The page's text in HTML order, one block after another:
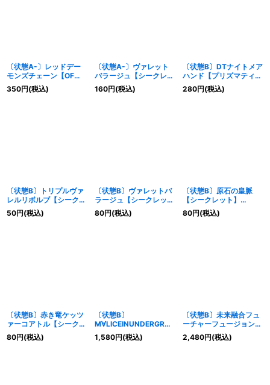
〔状態A-〕レッドデー
モンズチェーン【OFウ
ルトラ】{LOCR-
JP009}《罠》
350円(税込)
〔状態A-〕ヴァレット
バラージュ【シークレッ
ト】{LOCR-JP017}《モ
ンスター》
160円(税込)
〔状態B〕DTナイトメア
ハンド【プリズマティッ
クシークレット】
{LOCR-JP023}《モン
280円(税込)
〔状態B〕トリプルヴァ
レルリボルブ【シークレ
ット】{LOCR-JP018}
《魔法》
50円(税込)
〔状態B〕ヴァレットバ
ラージュ【シークレッ
ト】{LOCR-JP017}《モ
ンスター》
80円(税込)
〔状態B〕原石の皇脈
【シークレット】
{LOCR-JP076}《魔
法》
80円(税込)
〔状態B〕赤き竜ケッツ
ァーコアトル【シークレ
ット】{LOCR-JP007}
《シンクロ》
80円(税込)
〔状態B〕
M∀LICEINUNDERGROU
ND【プリズマティック
シークレット】{LOCR-
1,580円(税込)
〔状態B〕未来融合フュ
ーチャーフュージョンノ
ヴァ【OFプリズマティ
ックシークレット】
2,480円(税込)